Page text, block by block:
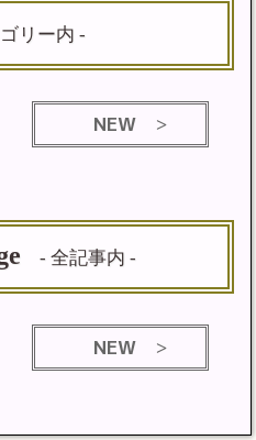
リー内 -
NEW
- 全記事内 -
NEW